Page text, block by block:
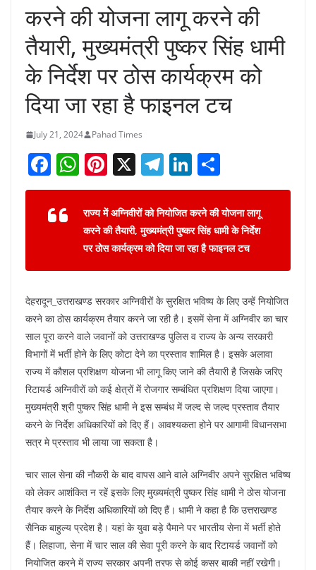
करने की योजना लागू करने की
तैयारी, मुख्यमंत्री पुष्कर सिंह धामी
के निर्देश पर ठोस कार्यक्रम को
दिया जा रहा है फाइनल टच
July 21, 2024 Pahad Times
F
a
c
e
o
o
k
W
h
at
s
A
p
p
Pi
nt
er
e
st
X T
el
e
gr
a
m
Li
n
k
e
dI
n
h
ar
e
राज्य में अग्निवीरों को नियोजित करने की योजना लागू
करने की तैयारी, मुख्यमंत्री पुष्कर सिंह धामी के निर्देश
पर ठोस कार्यक्रम को दिया जा रहा है फाइनल टच
देहरादून_उत्तराखण्ड सरकार अग्निवीरों के सुरक्षित भविष्य के लिए उन्हें नियोजित
करने का ठोस कार्यक्रम तैयार करने जा रही है। इसमें सेना में अग्निवीर का चार
साल पूरा करने वाले जवानों को उत्तराखण्ड पुलिस व राज्य के अन्य सरकारी
विभागों में भर्ती होने के लिए कोटा देने का प्रस्ताव शामिल है। इसके अलावा
राज्य में कौशल प्रशिक्षण योजना भी लागू किए जाने की तैयारी है जिसके जरिए
रिटायर्ड अग्निवीरों को कई क्षेत्रों में रोजगार सम्बंधित प्रशिक्षण दिया जाएगा।
मुख्यमंत्री श्री पुष्कर सिंह धामी ने इस सम्बंध में जल्द से जल्द प्रस्ताव तैयार
करने के निर्देश अधिकारियों को दिए हैं। आवश्यकता होने पर आगामी विधानसभा
सत्र मे प्रस्ताव भी लाया जा सकता है।
चार साल सेना की नौकरी के बाद वापस आने वाले अग्निवीर अपने सुरक्षित भविष्य
को लेकर आशंकित न रहें इसके लिए मुख्यमंत्री पुष्कर सिंह धामी ने ठोस योजना
तैयार करने के निर्देश अधिकारियों को दिए हैं। धामी ने कहा है कि उत्तराखण्ड
सैनिक बाहुल्य प्रदेश है। यहां के युवा बड़े पैमाने पर भारतीय सेना में भर्ती होते
हैं। लिहाजा, सेना में चार साल की सेवा पूरी करने के बाद रिटायर्ड जवानों को
नियोजित करने में राज्य सरकार अपनी तरफ से कोई कसर बाकी नहीं रखेगी।